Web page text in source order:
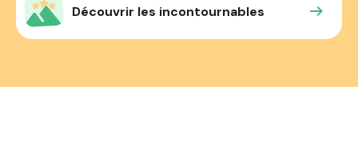
Découvrir les incontournables